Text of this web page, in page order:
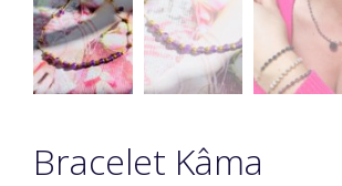
Bracelet Kâma